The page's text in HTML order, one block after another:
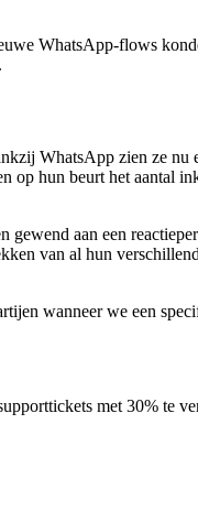
WhatsApp-flows
WhatsApp zien ze nu
op hun beurt het aantal
aan een
van al hun
wanneer we een
met 30% te